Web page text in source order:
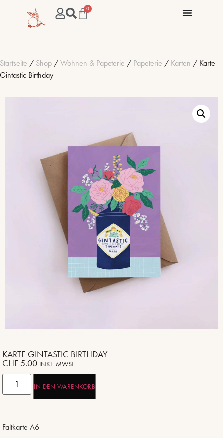
0
Startseite / Shop /Wohnen & Papeterie / Papeterie / Karten / Karte
Gintastic Birthday
KARTE GINTASTIC BIRTHDAY
CHF 5.00 INKL. MWST.
IN DEN WARENKORB
Faltkarte A6